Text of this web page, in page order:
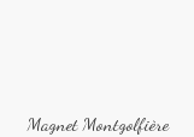
Magnet Montgolfière